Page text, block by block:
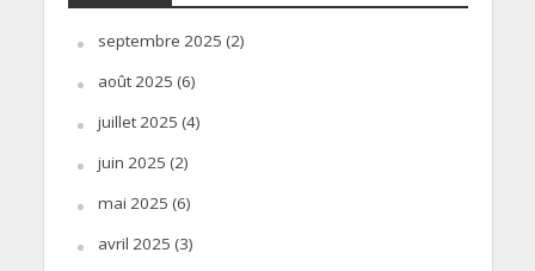
septembre 2025 (2)
août 2025 (6)
juillet 2025 (4)
juin 2025 (2)
mai 2025 (6)
avril 2025 (3)